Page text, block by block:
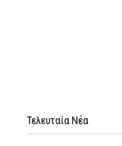
Τελευταία Νέα